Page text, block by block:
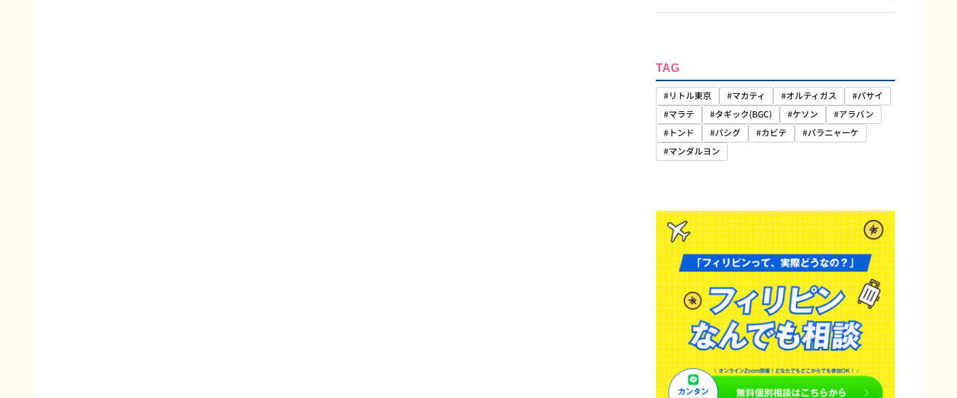
TAG
#リトル東京 #マカティ #オルティガス
#パサイ
#マラテ
#タギック(BGC) #ケソン
#アラバン
#トンド
#パシグ #カビテ
#パラニャーケ
#マンダルヨン